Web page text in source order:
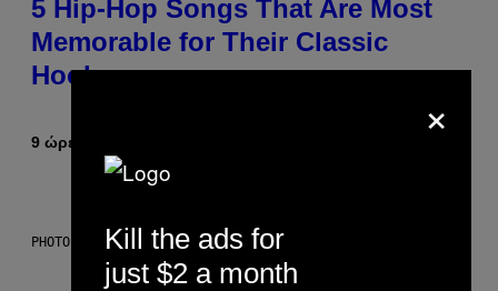
5 Hip-Hop Songs That Are Most
Memorable for Their Classic
Hooks
9 ώρες πριν
PHOTO: NASA; DR PIXEL / GETTY IMAGES
×
Kill the ads for
just $2 a month